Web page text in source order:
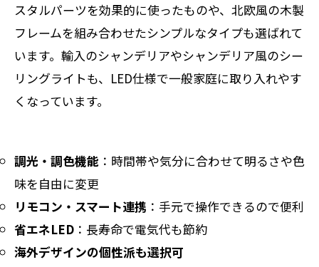
スタルパーツを効果的に使ったものや、北欧風の木製
フレームを組み合わせたシンプルなタイプも選ばれて
います。輸入のシャンデリアやシャンデリア風のシー
リングライトも、LED仕様で一般家庭に取り入れやす
くなっています。
調光・調色機能 ：時間帯や気分に合わせて明るさや色
味を自由に変更
リモコン・スマート連携 ：手元で操作できるので便利
省エネLED ：長寿命で電気代も節約
海外デザインの個性派も選択可